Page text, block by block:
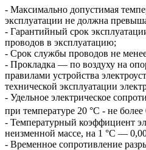
- Максимально допустимая
эксплуатации не должна
- Гарантийный срок
проводов в эксплуатацию;
- Срок службы проводов не
- Прокладка — по воздуху на
правилами устройства
технической эксплуатации
- Удельное электрическое
при температуре 20 °С - не
- Температурный коэффициент
неизменной массе, на 1 °С —
- Временное сопротивление